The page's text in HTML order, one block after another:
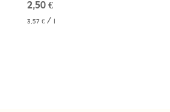
2,50 €
3,57 €/